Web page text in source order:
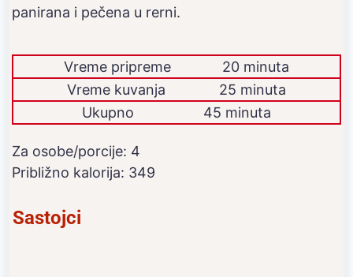
panirana i pečena u rerni.
Vreme pripreme
20 minuta
Vreme kuvanja
25 minuta
Ukupno
45 minuta
Za osobe/porcije: 4
Približno kalorija: 349
Sastojci